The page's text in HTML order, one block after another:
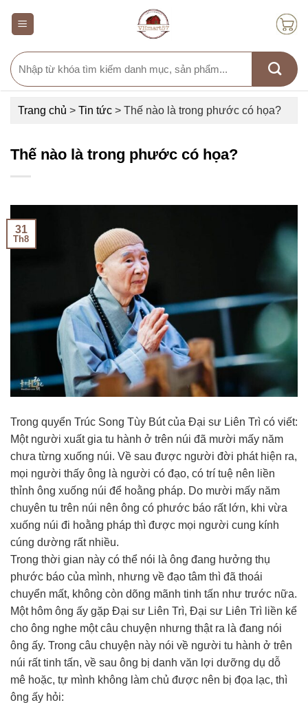
Search
for:
Trang chủ > Tin tức > Thế nào là trong phước có họa?
Thế nào là trong phước có họa?
31
Th8
Trong quyển Trúc Song Tùy Bút của Đại sư Liên Trì có viết:
Một người xuất gia tu hành ở trên núi đã mười mấy năm
chưa từng xuống núi. Về sau được người đời phát hiện ra,
mọi người thấy ông là người có đạo, có trí tuệ nên liền
thỉnh ông xuống núi để hoằng pháp. Do mười mấy năm
chuyên tu trên núi nên ông có phước báo rất lớn, khi vừa
xuống núi đi hoằng pháp thì được mọi người cung kính
cúng dường rất nhiều.
Trong thời gian này có thể nói là ông đang hưởng thụ
phước báo của mình, nhưng về đạo tâm thì đã thoái
chuyển mất, không còn dõng mãnh tinh tấn như trước nữa.
Một hôm ông ấy gặp Đại sư Liên Trì, Đại sư Liên Trì liền kể
cho ông nghe một câu chuyện nhưng thật ra là đang nói
ông ấy. Trong câu chuyện này nói về người tu hành ở trên
núi rất tinh tấn, về sau ông bị danh văn lợi dưỡng dụ dỗ
mê hoặc, tự mình không làm chủ được nên bị đọa lạc, thì
ông ấy hỏi: